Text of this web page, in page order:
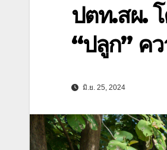
ปตท.สผ. โ
“ปลูก” ค
มิ.ย. 25, 2024